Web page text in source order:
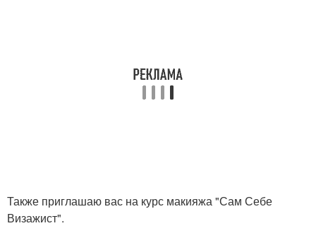
Также приглашаю вас на курс макияжа "Сам Себе
Визажист".